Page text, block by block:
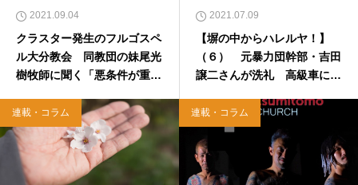
2021.09.04
クラスター発生のフルゴスペ
ル大分教会 同教団の妹尾光
樹牧師に聞く「悪条件が重な
2021.07.09
【塀の中からハレルヤ！】
（６） 元暴力団幹部・吉田
譲二さんが洗礼 高級車に乗
連載・コラム 連載・コラム